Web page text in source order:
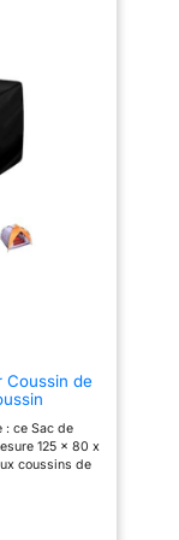
et protège les
Fabriqué en tissu
de haute densité
à l'abrasion, le
PU de la doublure
et confortable,
le coussin de
stockage. Le ruban
sur les
et inférieures
soleil,du
et des bestioles
améliorée de la
de rangement de
est doté d'une
à glissière à trois
pour libérer plus
rangement, ce qui
Coussin de
: ce Sac de
125 x 80 x
coussins de
jardin et aux